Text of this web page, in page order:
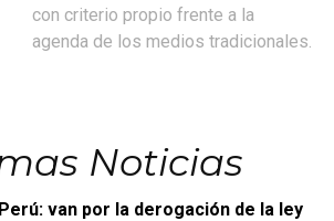
con criterio propio frente a la
agenda de los medios tradicionales.
Noticias
van por la derogación de la ley